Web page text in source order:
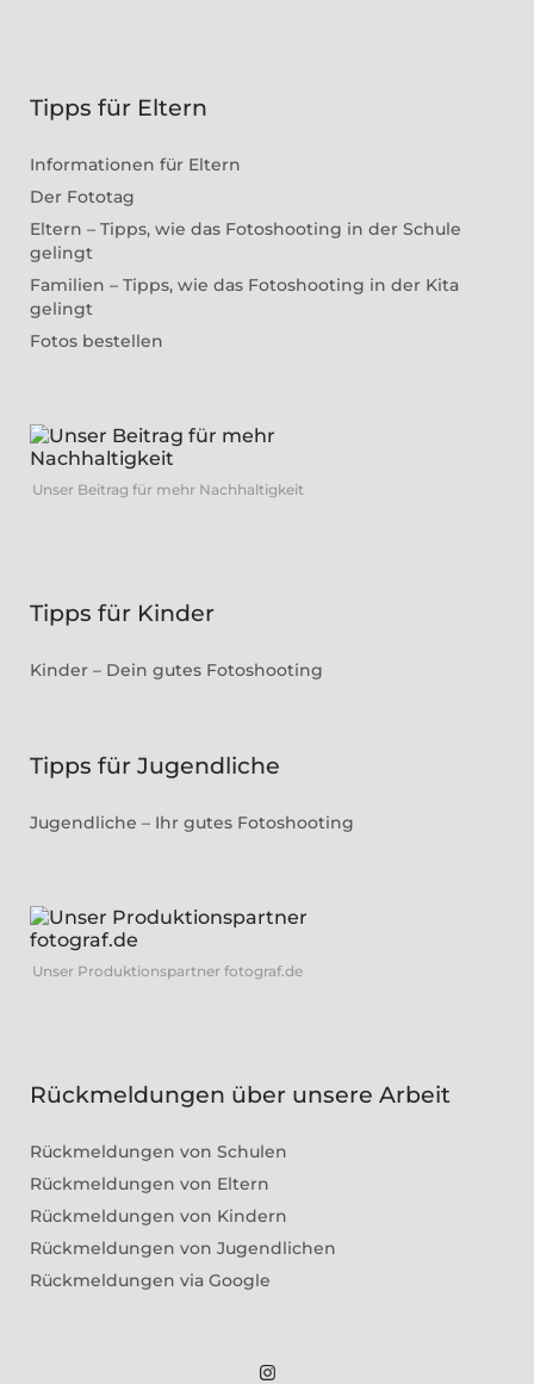
Tipps für Eltern
Informationen für Eltern
Der Fototag
Eltern – Tipps, wie das Fotoshooting in der Schule
gelingt
Familien – Tipps, wie das Fotoshooting in der Kita
gelingt
Fotos bestellen
Unser Beitrag für mehr Nachhaltigkeit
Tipps für Kinder
Kinder – Dein gutes Fotoshooting
Tipps für Jugendliche
Jugendliche – Ihr gutes Fotoshooting
Unser Produktionspartner fotograf.de
Rückmeldungen über unsere Arbeit
Rückmeldungen von Schulen
Rückmeldungen von Eltern
Rückmeldungen von Kindern
Rückmeldungen von Jugendlichen
Rückmeldungen via Google